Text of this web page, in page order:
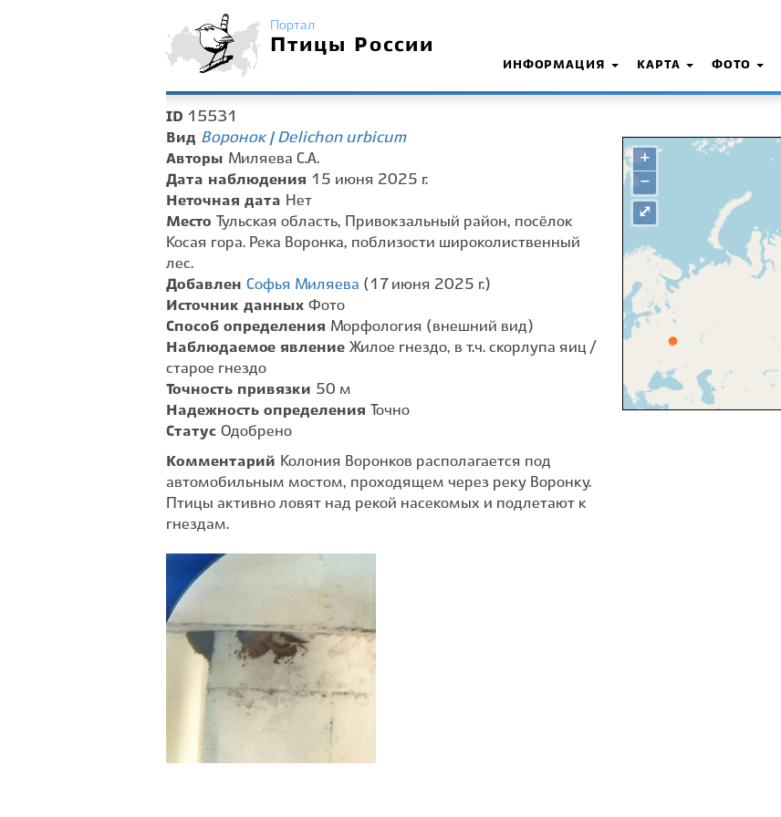
Портал
Птицы России
ИНФОРМАЦИЯ КАРТА ФОТО
ID 15531
Вид Воронок | Delichon urbicum
Авторы Миляева С.А.
Дата наблюдения 15 июня 2025 г.
Неточная дата Нет
Место
Тульская область, Привокзальный район, посёлок
Косая гора. Река Воронка, поблизости широколиственный
лес.
Добавлен Софья Миляева (17 июня 2025 г.)
Источник данных Фото
Способ определения Морфология (внешний вид)
Наблюдаемое явление Жилое гнездо, в т.ч. скорлупа яиц /
старое гнездо
Точность привязки 50 м
Надежность определения
Точно
Статус Одобрено
Комментарий Колония Воронков располагается под
автомобильным мостом, проходящем через реку Воронку.
Птицы активно ловят над рекой насекомых и подлетают к
гнездам.
+
−
⤢